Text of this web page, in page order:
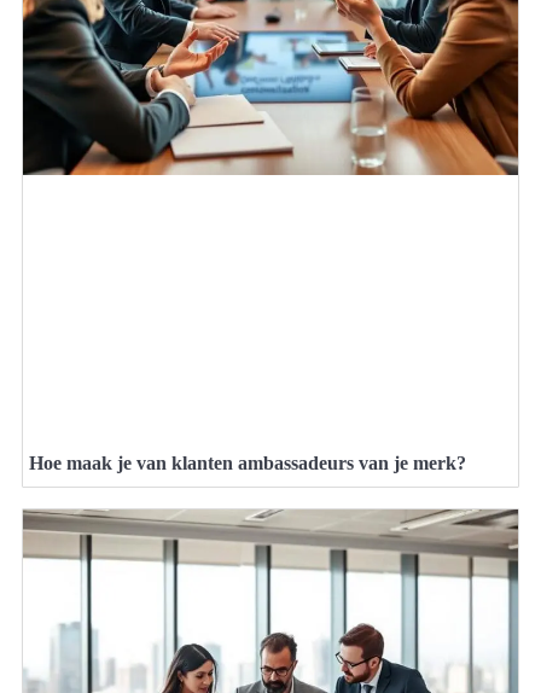
Hoe maak je van klanten ambassadeurs van je merk?